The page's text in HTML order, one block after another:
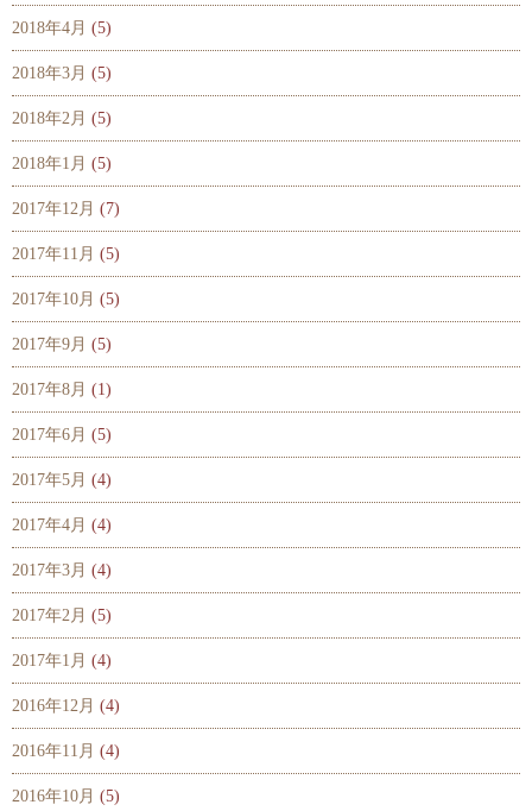
2018年4月 (5)
2018年3月 (5)
2018年2月 (5)
2018年1月 (5)
2017年12月 (7)
2017年11月 (5)
2017年10月 (5)
2017年9月 (5)
2017年8月 (1)
2017年6月 (5)
2017年5月 (4)
2017年4月 (4)
2017年3月 (4)
2017年2月 (5)
2017年1月 (4)
2016年12月 (4)
2016年11月 (4)
2016年10月 (5)